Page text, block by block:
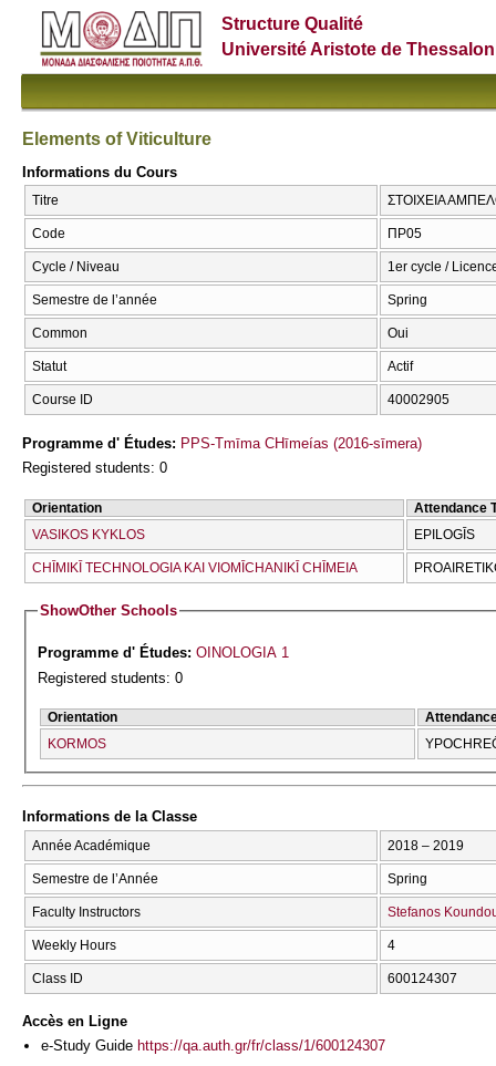
Structure Qualité
Université Aristote de
Elements of Viticulture
Informations du Cours
Titre ΣΤΟΙΧΕΙΑ
Code ΠΡ05
Cycle / Niveau 1er cycle /
Semestre de l’année Spring
Common Oui
Statut Actif
Course ID 40002905
Programme d' Études: PPS-Tmīma CΗīmeías (2016-sīmera)
Registered students: 0
Orientation
Attendance
VASIKOS KYKLOS
EPILOGĪS
CΗĪMIKĪ TECΗNOLOGIA KAI VIOMĪCΗANIKĪ CΗĪMEIA
ShowOther Schools
Programme d' Études:OINOLOGIA 1
Registered students: 0
Orientation
KORMOS
Informations de la Classe
Année Académique 2018 – 2019
Semestre de l’Année Spring
Faculty Instructors Stefanos
Weekly Hours 4
Class ID 600124307
Accès en Ligne
e-Study Guide https://qa.auth.gr/fr/class/1/600124307